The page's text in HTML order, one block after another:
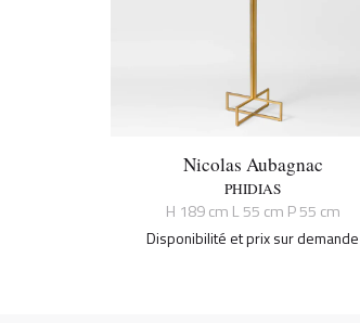
Nicolas Aubagnac
PHIDIAS
H 189 cm L 55 cm P 55 cm
Disponibilité et prix sur demande